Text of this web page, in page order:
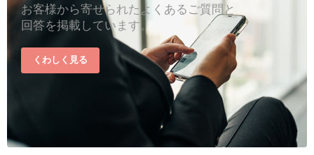
お客様から寄せられたよくあるご質問と
回答を掲載しています。
くわしく見る